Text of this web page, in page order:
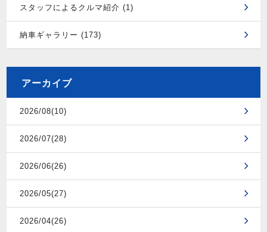
スタッフによるクルマ紹介 (1)
納車ギャラリー (173)
アーカイブ
2026/08(10)
2026/07(28)
2026/06(26)
2026/05(27)
2026/04(26)